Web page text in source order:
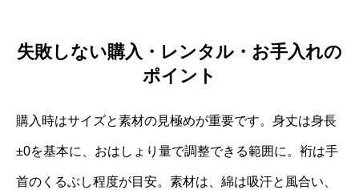
失敗しない購入・レンタル・お手入れの
ポイント
購入時はサイズと素材の見極めが重要です。身丈は身長
±0を基本に、おはしょり量で調整できる範囲に。裄は手
首のくるぶし程度が目安。素材は、綿は吸汗と風合い、